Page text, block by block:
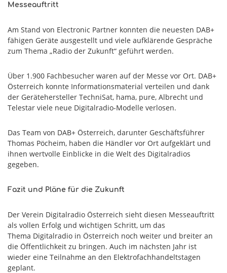
Messeauftritt
Am Stand von Electronic Partner konnten die neuesten DAB+
fähigen Geräte ausgestellt und viele aufklärende Gespräche
zum Thema „Radio der Zukunft“ geführt werden.
Über 1.900 Fachbesucher waren auf der Messe vor Ort. DAB+
Österreich konnte Informationsmaterial verteilen und dank
der Gerätehersteller TechniSat, hama, pure, Albrecht und
Telestar viele neue Digitalradio-Modelle verlosen.
Das Team von DAB+ Österreich, darunter Geschäftsführer
Thomas Pöcheim, haben die Händler vor Ort aufgeklärt und
ihnen wertvolle Einblicke in die Welt des Digitalradios
gegeben.
Fazit und Pläne für die Zukunft
Der Verein Digitalradio Österreich sieht diesen Messeauftritt
als vollen Erfolg und wichtigen Schritt, um das
Thema Digitalradio in Österreich noch weiter und breiter an
die Öffentlichkeit zu bringen. Auch im nächsten Jahr ist
wieder eine Teilnahme an den Elektrofachhandeltstagen
geplant.